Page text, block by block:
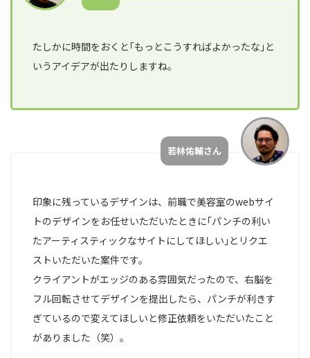
イ
タ
ビ
ュ
マ
ー
テ
ィ
ン
部
たしかに時間をおくと｢もっとこうすればよかったな｣と
いうアイデアが出たりしますね。
若林佑輔さん
印象に残っているデザインは、前職で美容室のwebサイ
トのデザインをお任せいただいたときに｢パンチの利い
たアーティスティックなサイトにしてほしい｣とリクエ
ストいただいた案件です。
クライアントがエッジのある雰囲気だったので、右脳を
フル回転させてデザインを提出したら、パンチが利きす
ぎているので変えてほしいと修正依頼をいただいたこと
がありました（笑）。